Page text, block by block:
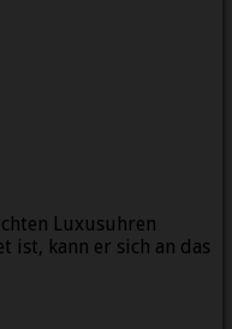
Luxusuhren
ist, kann er sich an das